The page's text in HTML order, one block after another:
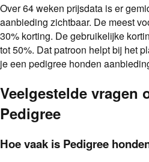
Over 64 weken prijsdata is er
aanbieding zichtbaar. De meest
30% korting. De gebruikelijke
tot 50%. Dat patroon helpt bij het
je een pedigree honden
Veelgestelde vragen
Pedigree
Hoe vaak is Pedigree